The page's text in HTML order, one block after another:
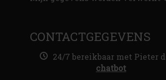
CONTACTGEGEVENS
24/7 bereikbaar met Pieter
chatbot